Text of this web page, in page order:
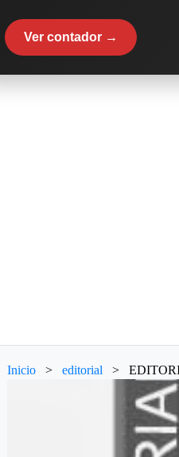
Ver contador →
Inicio > editorial >